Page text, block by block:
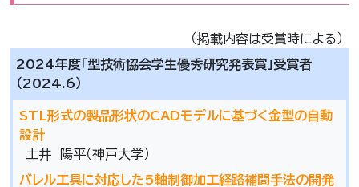
（掲載内容は受賞時による）
2024年度「型技術協会学生優秀研究発表賞」受賞者
（2024.6）
STL形式の製品形状のCADモデルに基づく金型の自動
設計
土井 陽平（神戸大学）
バレル工具に対応した5軸制御加工経路補間手法の開発